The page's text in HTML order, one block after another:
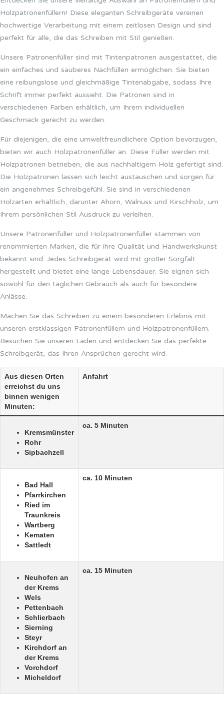
Holzpatronenfüllern! Diese eleganten Schreibgeräte vereinen
hochwertige Verarbeitung mit einem zeitlosen Design und sind
perfekt für alle, die das Schreiben mit Stil genießen.
Unsere Patronenfüller sind mit Tintenpatronen ausgestattet, die
ein einfaches und sauberes Nachfüllen ermöglichen. Sie bieten
eine reibungslose und gleichmäßige Tintenabgabe, sodass Ihre
Schrift immer perfekt aussieht. Die Patronen sind in
verschiedenen Farben erhältlich, um Ihrem individuellen
Geschmack gerecht zu werden.
Für diejenigen, die eine umweltfreundlichere Option bevorzugen,
bieten wir auch Holzpatronenfüller an. Diese Füller werden mit
Holzpatronen betrieben, die aus nachhaltigem Holz gefertigt sind.
Die Holzpatronen lassen sich leicht austauschen und sorgen für
ein angenehmes Schreibgefühl. Sie sind in verschiedenen
Holzarten erhältlich, darunter Ahorn, Walnuss und Kirschholz, um
Ihrem persönlichen Stil Ausdruck zu verleihen.
Unsere Patronenfüller und Holzpatronenfüller stammen von
renommierten Marken, die für ihre Qualität und Handwerkskunst
bekannt sind. Jedes Schreibgerät wird mit großer Sorgfalt
hergestellt und bietet eine lange Lebensdauer. Sie eignen sich
sowohl für den täglichen Gebrauch als auch für besondere
Anlässe.
Machen Sie das Schreiben zu einem besonderen Erlebnis mit
unseren erstklassigen Patronenfüllern und Holzpatronenfüllern.
Besuchen Sie unseren Laden und entdecken Sie das perfekte
Schreibgerät, das Ihren Ansprüchen gerecht wird.
Aus diesen Orten
erreichst du uns
binnen wenigen
Minuten:
Anfahrt
Kremsmünster
Rohr
Sipbachzell
ca. 5 Minuten
Bad Hall
Pfarrkirchen
Ried im
Traunkreis
Wartberg
Kematen
Sattledt
ca. 10 Minuten
Neuhofen an
der Krems
Wels
Pettenbach
Schlierbach
Sierning
Steyr
Kirchdorf an
der Krems
Vorchdorf
Micheldorf
ca. 15 Minuten